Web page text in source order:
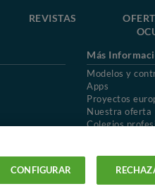
REVISTAS
Más
Modelos y
Apps
Proyectos
Nuestra oferta
Colegios
OCU
CONFIGURAR